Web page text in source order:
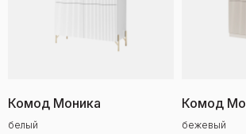
Комод Моника
белый
Комод
бежевый